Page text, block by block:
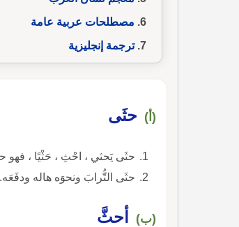
مصطلحات عربية عامة
ترجمة إنجليزية
(أ) حثَى
حثَى يَحثي ، احْثِ ، حَثْيًا ، فهو
حثَى التُّرابَ ونحوَه هاله ودفَعَه.
(ب) أحثَّ